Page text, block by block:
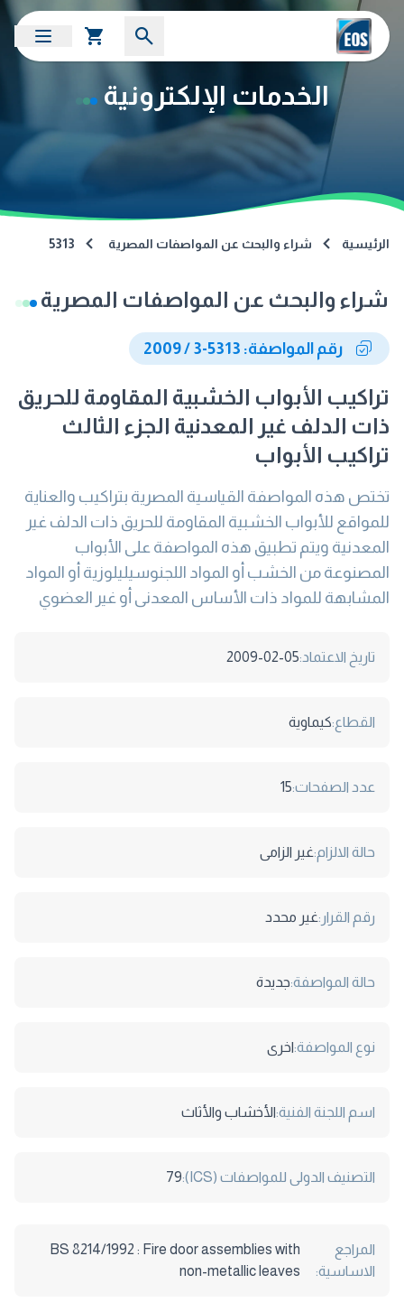
الخدمات الإلكترونية
الرئيسية شراء والبحث عن المواصفات المصرية 5313
شراء والبحث عن المواصفات المصرية
رقم المواصفة: 5313-3 / 2009
تراكيب الأبواب الخشبية المقاومة للحريق
ذات الدلف غير المعدنية الجزء الثالث
تراكيب الأبواب
تختص هذه المواصفة القياسية المصرية بتراكيب والعناية
للمواقع للأبواب الخشبية المقاومة للحريق ذات الدلف غير
المعدنية ويتم تطبيق هذه المواصفة على الأبواب
المصنوعة من الخشب أو المواد اللجنوسيليلوزية أو المواد
المشابهة للمواد ذات الأساس المعدنى أو غير العضوي
تاريخ الاعتماد:2009-02-05
القطاع:كيماوية
عدد الصفحات:15
حالة الالزام:غير الزامى
رقم القرار:غير محدد
حالة المواصفة:جديدة
نوع المواصفة:اخرى
اسم اللجنة الفنية:الأخشاب والأثاث
التصنيف الدولى للمواصفات (ICS): 79
المراجع
الاساسية:
BS 8214/1992 : Fire door assemblies with
non-metallic leaves